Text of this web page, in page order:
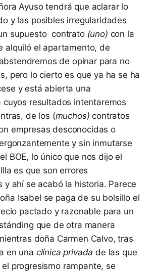
Ayuso tendrá que aclarar lo
y las posibles irregularidades
supuesto contrato (uno) con la
alquiló el apartamento, de
de opinar para no
pero lo cierto es que ya ha se ha
y está abierta una
cuyos resultados intentaremos
de los (muchos) contratos
empresas desconocidas o
y sin inmutarse
BOE, lo único que nos dijo el
es que son errores
y ahí se acabó la historia. Parece
Isabel se paga de su bolsillo el
pactado y razonable para un
que de otra manera
doña Carmen Calvo, tras
en una clínica privada de las que
progresismo rampante, se